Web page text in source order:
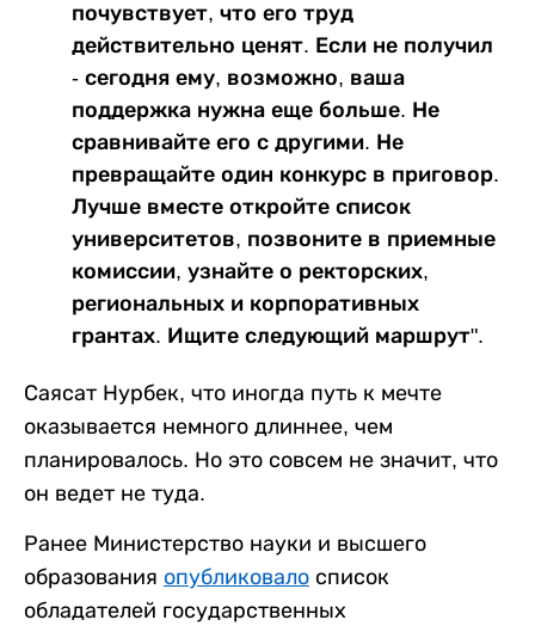
почувствует, что его труд
действительно ценят. Если не получил
- сегодня ему, возможно, ваша
поддержка нужна еще больше. Не
сравнивайте его с другими. Не
превращайте один конкурс в приговор.
Лучше вместе откройте список
университетов, позвоните в приемные
комиссии, узнайте о ректорских,
региональных и корпоративных
грантах. Ищите следующий маршрут".
Саясат Нурбек, что иногда путь к мечте
оказывается немного длиннее, чем
планировалось. Но это совсем не значит, что
он ведет не туда.
Ранее Министерство науки и высшего
образования опубликовало список
обладателей государственных